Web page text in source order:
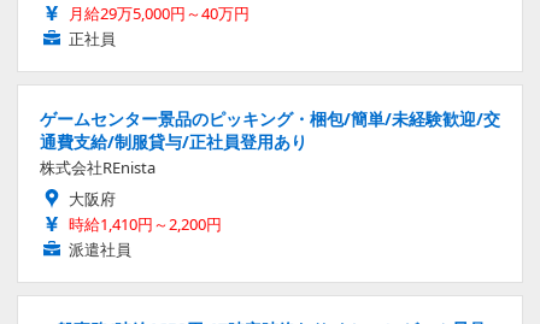
月給29万5,000円～40万円
正社員
ゲームセンター景品のピッキング・梱包/簡単/未経験歓迎/交
通費支給/制服貸与/正社員登用あり
株式会社REnista
大阪府
時給1,410円～2,200円
派遣社員